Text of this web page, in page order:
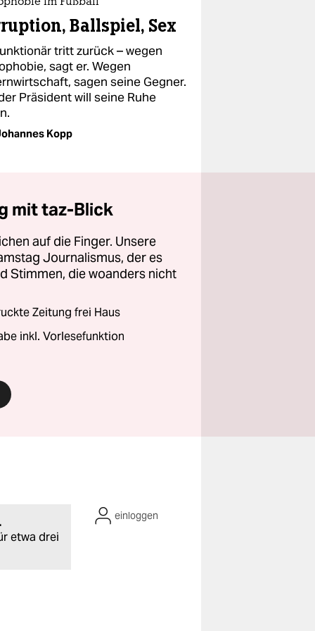
im Fußball
Ballspiel, Sex
tritt zurück – wegen
sagt er. Wegen
sagen seine Gegner.
Präsident will seine Ruhe
Kopp
mit taz-Blick
auf die Finger. Unsere
Journalismus, der es
Stimmen, die woanders nicht
Zeitung frei Haus
inkl. Vorlesefunktion
etwa drei
einloggen